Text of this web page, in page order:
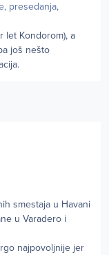
presedanja,
let Kondorom), a
još nešto
smestaja u Havani
u Varadero i
najpovoljnije jer